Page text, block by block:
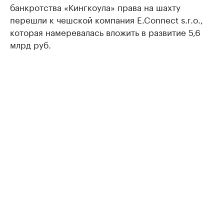
банкротства «Кингкоула» права на шахту
перешли к чешской компания E.Connect s.r.o.,
которая намеревалась вложить в развитие 5,6
млрд руб.